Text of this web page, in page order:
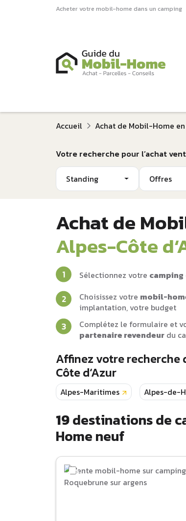
Acheter votre mobil-home dans un camping
Accueil Achat de Mobil-Home
Votre recherche pour l’achat
Standing Offres
Achat de
Alpes-Côte
Sélectionnez votre camping
Choisissez votre mobil-
implantation, votre budget
Complétez le formulaire et
partenaire revendeur du
Affinez votre recherche
Côte d‘Azur
Alpes-Maritimes Alpes-de-
19destinations de
Home neuf